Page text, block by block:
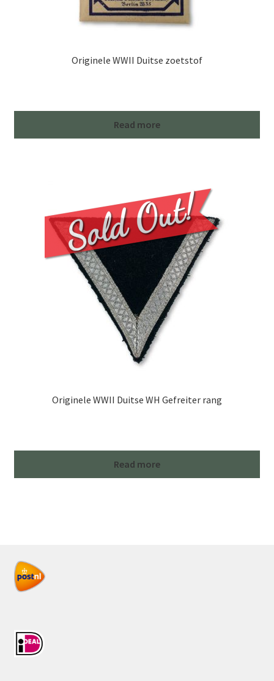
Originele WWII Duitse zoetstof
Read more
Originele WWII Duitse WH Gefreiter rang
Read more